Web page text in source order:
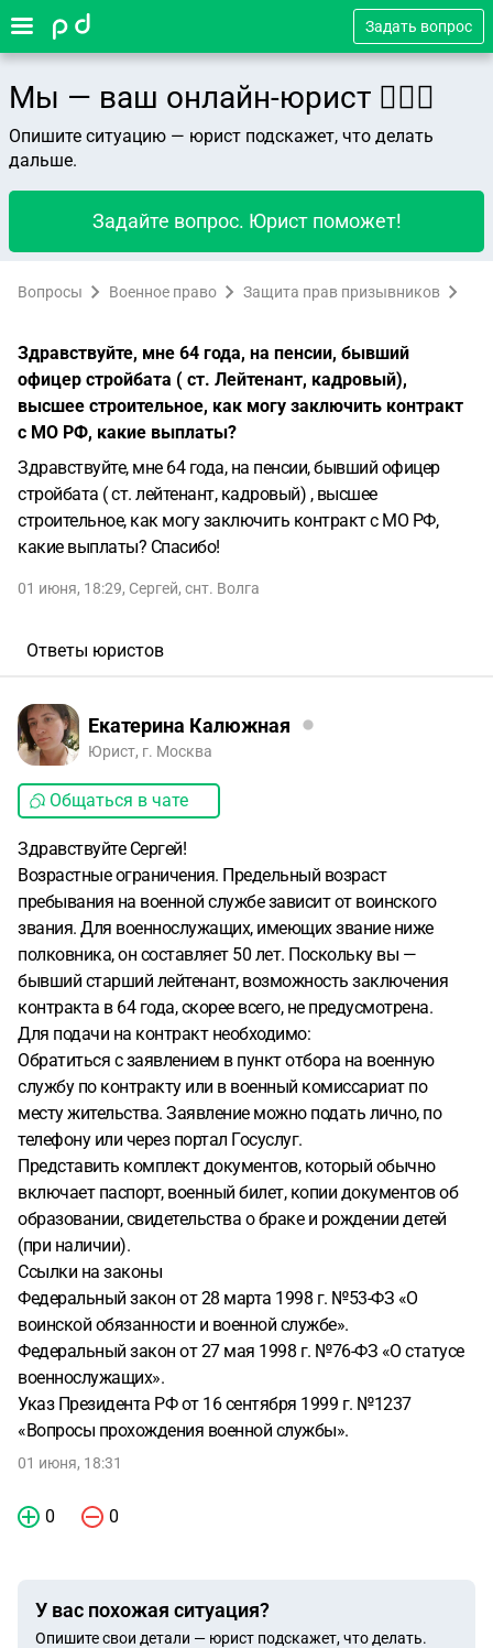
Задать вопрос
Мы — ваш онлайн-юрист 👨🏻‍⚖️
Опишите ситуацию — юрист подскажет, что делать
дальше.
Задайте вопрос. Юрист поможет!
Вопросы Военное право Защита прав призывников
Здравствуйте, мне 64 года, на пенсии, бывший
офицер стройбата ( ст. Лейтенант, кадровый),
высшее строительное, как могу заключить контракт
с МО РФ, какие выплаты?
Здравствуйте, мне 64 года, на пенсии, бывший офицер
стройбата ( ст. лейтенант, кадровый) , высшее
строительное, как могу заключить контракт с МО РФ,
какие выплаты? Спасибо!
01 июня, 18:29, Сергей, снт. Волга
Ответы юристов
Екатерина Калюжная
Юрист, г. Москва
Общаться в чате
Здравствуйте Сергей!
Возрастные ограничения. Предельный возраст
пребывания на военной службе зависит от воинского
звания. Для военнослужащих, имеющих звание ниже
полковника, он составляет 50 лет. Поскольку вы —
бывший старший лейтенант, возможность заключения
контракта в 64 года, скорее всего, не предусмотрена.
Для подачи на контракт необходимо:
Обратиться с заявлением в пункт отбора на военную
службу по контракту или в военный комиссариат по
месту жительства. Заявление можно подать лично, по
телефону или через портал Госуслуг.
Представить комплект документов, который обычно
включает паспорт, военный билет, копии документов об
образовании, свидетельства о браке и рождении детей
(при наличии).
Ссылки на законы
Федеральный закон от 28 марта 1998 г. №53-ФЗ «О
воинской обязанности и военной службе».
Федеральный закон от 27 мая 1998 г. №76-ФЗ «О статусе
военнослужащих».
Указ Президента РФ от 16 сентября 1999 г. №1237
«Вопросы прохождения военной службы».
01 июня, 18:31
0 0
У вас похожая ситуация?
Опишите свои детали — юрист подскажет, что делать.